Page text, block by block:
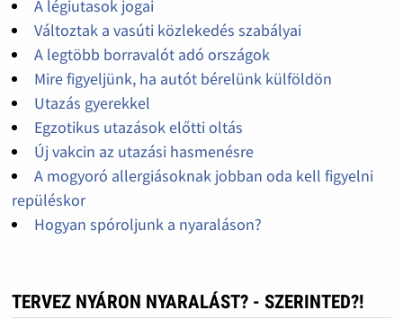
A légiutasok jogai
Változtak a vasúti közlekedés szabályai
A legtöbb borravalót adó országok
Mire figyeljünk, ha autót bérelünk külföldön
Utazás gyerekkel
Egzotikus utazások előtti oltás
Új vakcin az utazási hasmenésre
A mogyoró allergiásoknak jobban oda kell figyelni
repüléskor
Hogyan spóroljunk a nyaraláson?
TERVEZ NYÁRON NYARALÁST? - SZERINTED?!